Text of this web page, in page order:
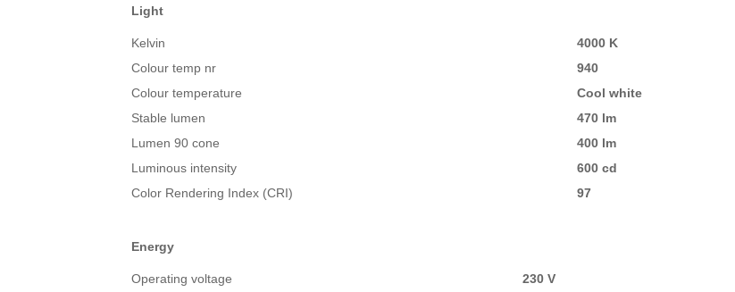
Light
Kelvin
4000 K
Colour temp nr
940
Colour temperature
Cool white
Stable lumen
470 lm
Lumen 90 cone
400 lm
Luminous intensity
600 cd
Color Rendering Index (CRI)
97
Energy
Operating voltage
230 V